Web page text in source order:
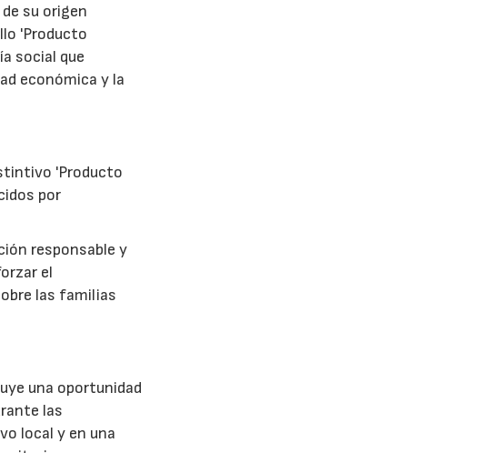
su origen
'Producto
social que
económica y la
'Producto
por
responsable y
el
las familias
una oportunidad
las
local y en una